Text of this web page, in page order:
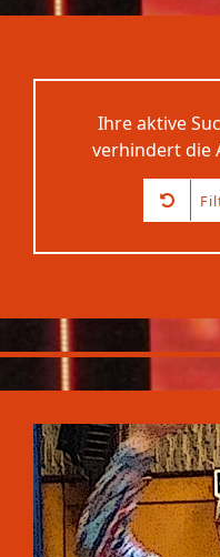
Ihre aktive
verhindert die